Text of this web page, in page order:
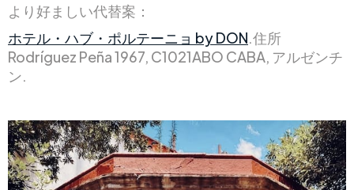
より好ましい代替案：
ホテル・ハブ・ポルテーニョ by DON.住所
Rodríguez Peña 1967, C1021ABO CABA, アルゼンチ
ン.